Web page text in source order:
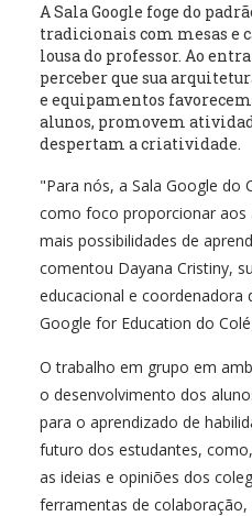
A Sala Google foge do
tradicionais com mesas e
lousa do professor. Ao
perceber que sua
e equipamentos
alunos, promovem
despertam a criatividade.
"Para nós, a Sala Google do
como foco proporcionar aos
mais possibilidades de
comentou Dayana Cristiny,
educacional e
Google for Education do
O trabalho em grupo em
o desenvolvimento dos
para o aprendizado de
futuro dos estudantes,
as ideias e opiniões dos
ferramentas de